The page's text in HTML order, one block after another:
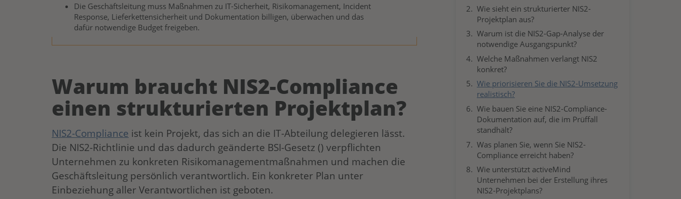
Die Geschäftsleitung muss Maßnahmen zu IT-Sicherheit, Risikomanagement, Incident
Response, Lieferkettensicherheit und Dokumentation billigen, überwachen und das
dafür notwendige Budget freigeben.
Warum braucht NIS2-Compliance
einen strukturierten Projektplan?
NIS2-Compliance ist kein Projekt, das sich an die IT-Abteilung delegieren lässt.
Die NIS2-Richtlinie und das dadurch geänderte BSI-Gesetz () verpflichten
Unternehmen zu konkreten Risikomanagementmaßnahmen und machen die
Geschäftsleitung persönlich verantwortlich. Ein konkreter Plan unter
Einbeziehung aller Verantwortlichen ist geboten.
Wie sieht ein strukturierter NIS2-
Projektplan aus?
Warum ist die NIS2-Gap-Analyse der
notwendige Ausgangspunkt?
Welche Maßnahmen verlangt NIS2
konkret?
Wie priorisieren Sie die NIS2-Umsetzung
realistisch?
Wie bauen Sie eine NIS2-Compliance-
Dokumentation auf, die im Prüffall
standhält?
Was planen Sie, wenn Sie NIS2-
Compliance erreicht haben?
Wie unterstützt activeMind
Unternehmen bei der Erstellung ihres
NIS2-Projektplans?